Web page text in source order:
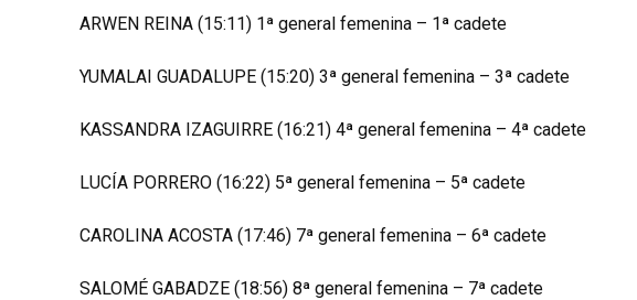
ARWEN REINA (15:11) 1ª general femenina – 1ª cadete
YUMALAI GUADALUPE (15:20) 3ª general femenina – 3ª cadete
KASSANDRA IZAGUIRRE (16:21) 4ª general femenina – 4ª cadete
LUCÍA PORRERO (16:22) 5ª general femenina – 5ª cadete
CAROLINA ACOSTA (17:46) 7ª general femenina – 6ª cadete
SALOMÉ GABADZE (18:56) 8ª general femenina – 7ª cadete